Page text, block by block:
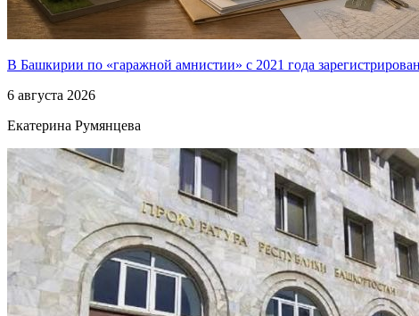
В Башкирии по «гаражной амнистии» с 2021 года
6 августа 2026
Екатерина Румянцева